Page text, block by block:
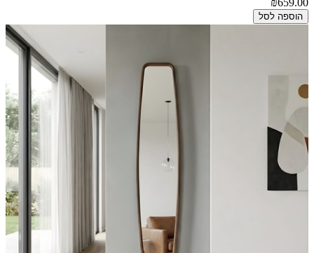
₪659.00
הוספה לסל